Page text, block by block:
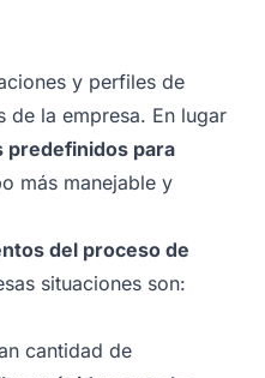
y perfiles de
de la empresa. En lugar
predefinidos para
más manejable y
del proceso de
situaciones son:
cantidad de